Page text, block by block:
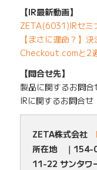
【IR最新動画】
ZETA(6031)IRセ
【まさに運命？】
Checkout.comと2
【問合せ先】
製品に関するお問合
IRに関するお問合
ZETA株式会社
所在地 ｜154-
11-22 サンタワ